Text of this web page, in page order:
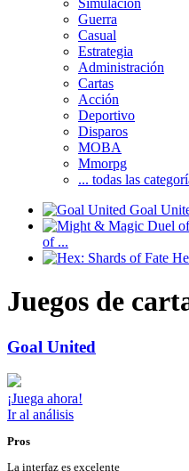
Guerra
Casual
Estrategia
Administración
Cartas
Acción
Deportivo
Disparos
MOBA
Mmorpg
... todas las
Goal
of ...
Juegos de
Goal United
¡Juega ahora!
Ir al análisis
Pros
La interfaz es excelente